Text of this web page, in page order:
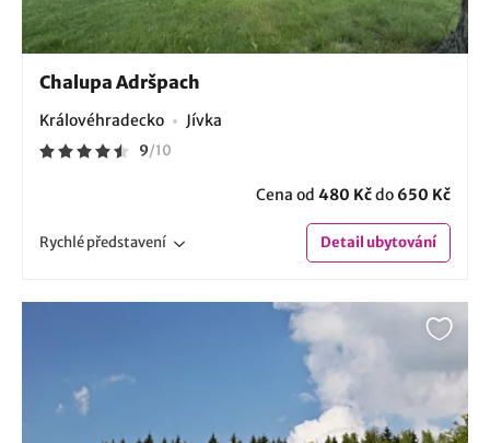
Chalupa Adršpach
Královéhradecko Jívka
9/10
Cena od 480 Kčdo 650 Kč
Rychlépředstavení Detailubytování